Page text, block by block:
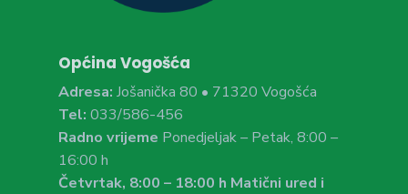
Općina Vogošća
Adresa: Jošanička 80 • 71320 Vogošća
Tel: 033/586-456
Radno vrijeme Ponedjeljak – Petak, 8:00 –
16:00 h
Četvrtak, 8:00 – 18:00 h Matični ured i